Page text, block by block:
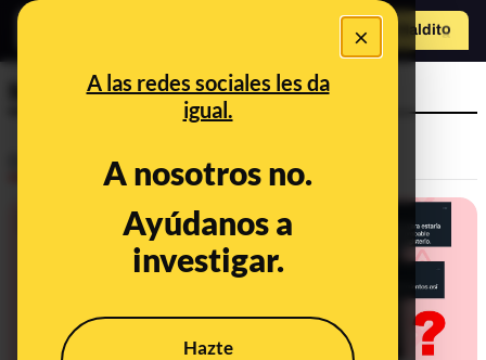
×
A las redes sociales les da
igual.
A nosotros no.
Ayúdanos a
investigar.
Hazte
Hazte Maldito
Mundial Catar 2022